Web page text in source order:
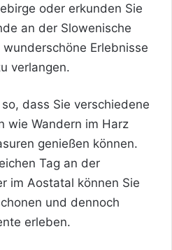
oder erkunden Sie
an der Slowenische
Erlebnisse
verlangen.
dass Sie verschiedene
wie Wandern im Harz
genießen können.
Tag an der
im Aostatal können Sie
und dennoch
erleben.